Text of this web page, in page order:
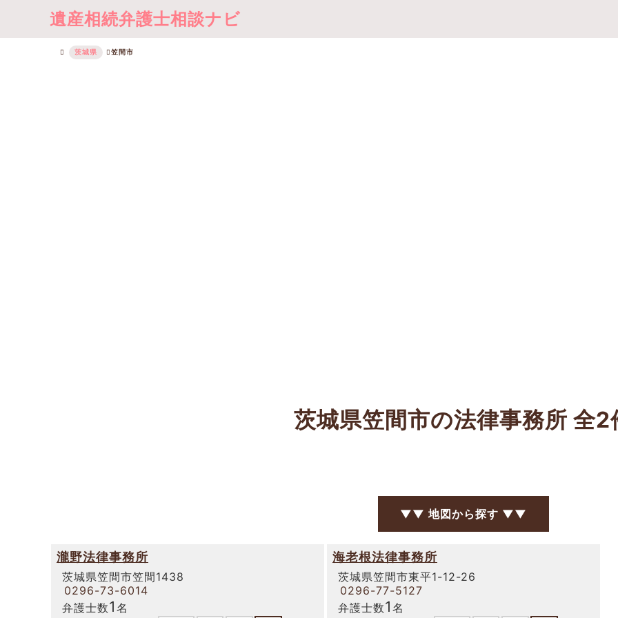
遺産相続弁護士相談ナビ
茨城県 笠間市
茨城県笠間市の法律事務所 全2
▼▼ 地図から探す ▼▼
瀧野法律事務所
茨城県笠間市笠間1438
0296-73-6014
弁護士数1 名
海老根法律事務所
茨城県笠間市東平1-12-26
0296-77-5127
弁護士数1 名